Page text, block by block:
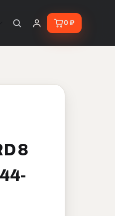
0 ₽
8